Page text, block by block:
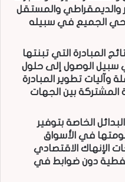
والديمقراطي والمستقل
الجميع في سبيله
المبادرة التي تبنتها
سبيل الوصول إلى حلول
وآليات تطوير المبادرة
المشتركة بين الجهات
الخاصة بتوفير
في الأسواق
الإنهاك الاقتصادي
دون ضوابط في